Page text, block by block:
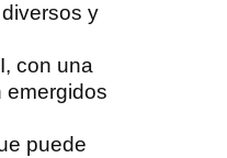
y
con una
emergidos
puede